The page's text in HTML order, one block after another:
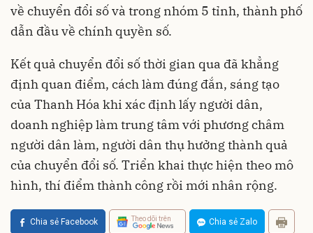
về chuyển đổi số và trong nhóm 5 tỉnh, thành phố
dẫn đầu về chính quyền số.
Kết quả chuyển đổi số thời gian qua đã khẳng
định quan điểm, cách làm đúng đắn, sáng tạo
của Thanh Hóa khi xác định lấy người dân,
doanh nghiệp làm trung tâm với phương châm
người dân làm, người dân thụ hưởng thành quả
của chuyển đổi số. Triển khai thực hiện theo mô
hình, thí điểm thành công rồi mới nhân rộng.
Chia sẻ Facebook Theo dõi trên Chia sẻ Zalo